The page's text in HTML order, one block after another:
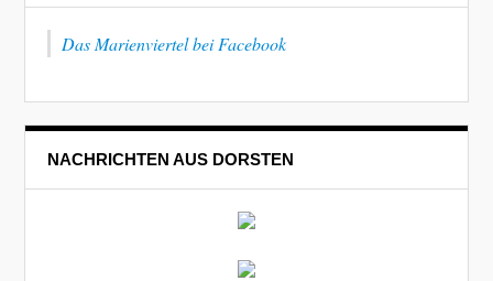
Das Marienviertel bei Facebook
NACHRICHTEN AUS DORSTEN